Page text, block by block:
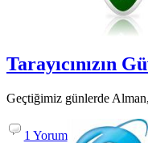
Tarayıcınızın
Geçtiğimiz günlerde Alman,
1 Yorum